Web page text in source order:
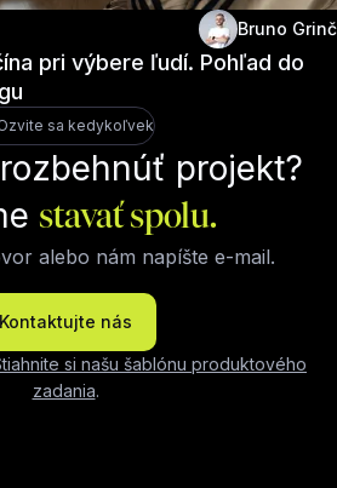
Bruno Grinč
pri výbere ľudí. Pohľad do
sa kedykoľvek
projekt?
stavať spolu.
alebo nám napíšte e-mail.
Kontaktujte nás
si našu šablónu produktového
zadania.